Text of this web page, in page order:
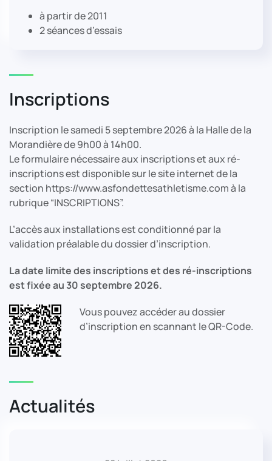
à partir de 2011
2 séances d’essais
Inscriptions
Inscription le samedi 5 septembre 2026 à la Halle de la
Morandière de 9h00 à 14h00.
Le formulaire nécessaire aux inscriptions et aux ré-
inscriptions est disponible sur le site internet de la
section https://www.asfondettesathletisme.com à la
rubrique “INSCRIPTIONS”.
L’accès aux installations est conditionné par la
validation préalable du dossier d’inscription.
La date limite des inscriptions et des ré-inscriptions
est fixée au 30 septembre 2026.
Vous pouvez accéder au dossier
d’inscription en scannant le QR-Code.
Actualités